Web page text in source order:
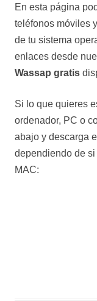
En esta página
teléfonos móviles
de tu sistema
enlaces desde
Wassap gratis
Si lo que quieres
ordenador, PC o
abajo y descarga
dependiendo de
MAC: